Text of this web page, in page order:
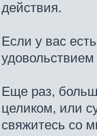
действия.
Если у вас
Еще раз,
целиком, или
свяжитесь со